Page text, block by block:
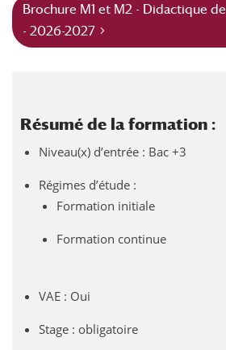
Brochure M1 et M2 - Didactique
- 2026-2027
Résumé de la formation :
Niveau(x) d’entrée : Bac +3
Régimes d’étude :
Formation initiale
Formation continue
VAE : Oui
Stage : obligatoire